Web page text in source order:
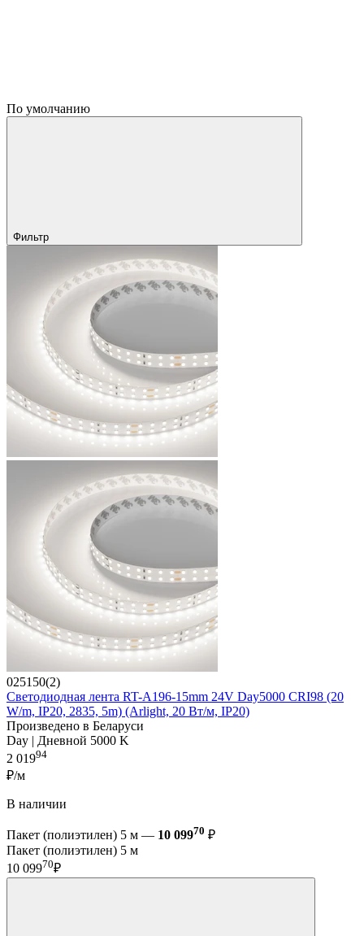
По умолчанию
Фильтр
025150(2)
Светодиодная лента RT-A196-15mm 24V Day5000 CRI98 (20
W/m, IP20, 2835, 5m) (Arlight, 20 Вт/м, IP20)
Произведено в Беларуси
Day | Дневной 5000 K
2 01994
₽/м
В наличии
Пакет (полиэтилен) 5 м — 10 09970 ₽
Пакет (полиэтилен) 5 м
10 09970₽